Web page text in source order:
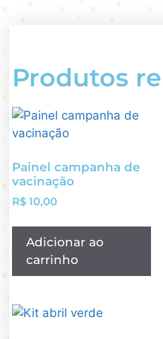
Produtos
Painel campanha de
vacinação
R$ 10,00
Adicionar ao
carrinho